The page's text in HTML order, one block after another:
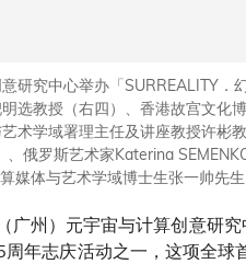
研究中心举办「SURREALITY．
选教授（右四）、香港故宫文化
术学域署理主任及讲座教授许彬
俄罗斯艺术家Katerina
体与艺术学域博士生张一帅先
广州）元宇宙与计算创意研
年志庆活动之一，这项全